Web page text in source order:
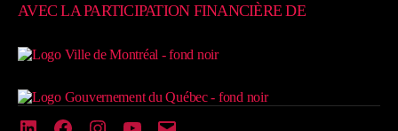
AVEC LA PARTICIPATION FINANCIÈRE DE